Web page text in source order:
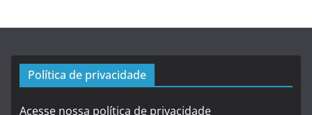
Política de privacidade
Acesse nossa política de privacidade